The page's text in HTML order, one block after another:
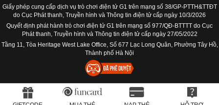
Giấy phép cung cấp dịch vụ trò chơi điện tử G1 trên mạng số 38/GP-PTTH&TTĐT
do Cục Phát thanh, Truyền hình và Thông tin điện tử cấp ngày 10/3/2026
Quyết định phát hành trò chơi điện tử G1 trên mạng số 977/QĐ-BTTTT do Cục
Phát thanh, Truyền hình và Thông tin điện tử cấp ngày 27/05/2022
Tầng 11, Tòa Heritage West Lake Office, Số 677 Lạc Long Quân, Phường Tây Hồ,
Thành phố Hà Nội